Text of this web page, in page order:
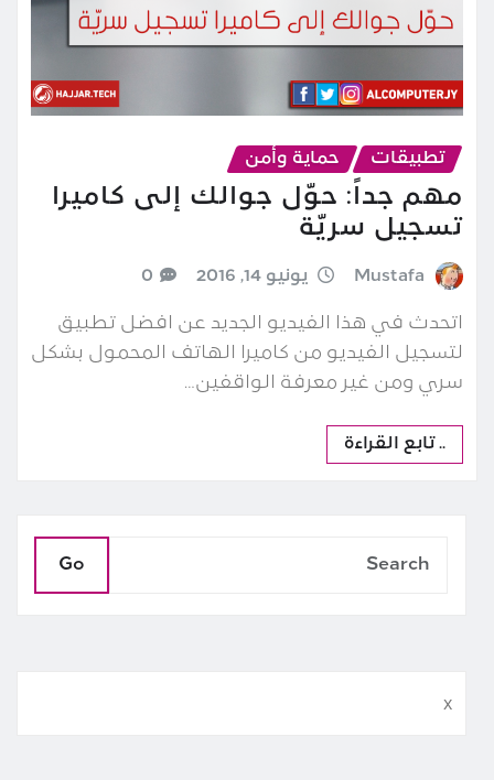
تطبيقات حماية وأمن
مهم جداً: حوّل جوالك إلى كاميرا
تسجيل سريّة
Mustafa يونيو 14, 2016 0
اتحدث في هذا الفيديو الجديد عن افضل تطبيق
لتسجيل الفيديو من كاميرا الهاتف المحمول بشكل
سري ومن غير معرفة الواقفين…
.. تابع القراءة
Go
x